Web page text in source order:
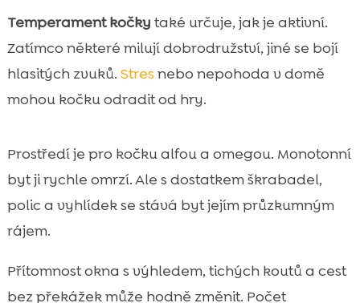
Temperament kočky také určuje, jak je aktivní.
Zatímco některé milují dobrodružství, jiné se bojí
hlasitých zvuků. Stres nebo nepohoda v domě
mohou kočku odradit od hry.
Prostředí je pro kočku alfou a omegou. Monotonní
byt ji rychle omrzí. Ale s dostatkem škrabadel,
polic a vyhlídek se stává byt jejím průzkumným
rájem.
Přítomnost okna s výhledem, tichých koutů a cest
bez překážek může hodně změnit. Počet